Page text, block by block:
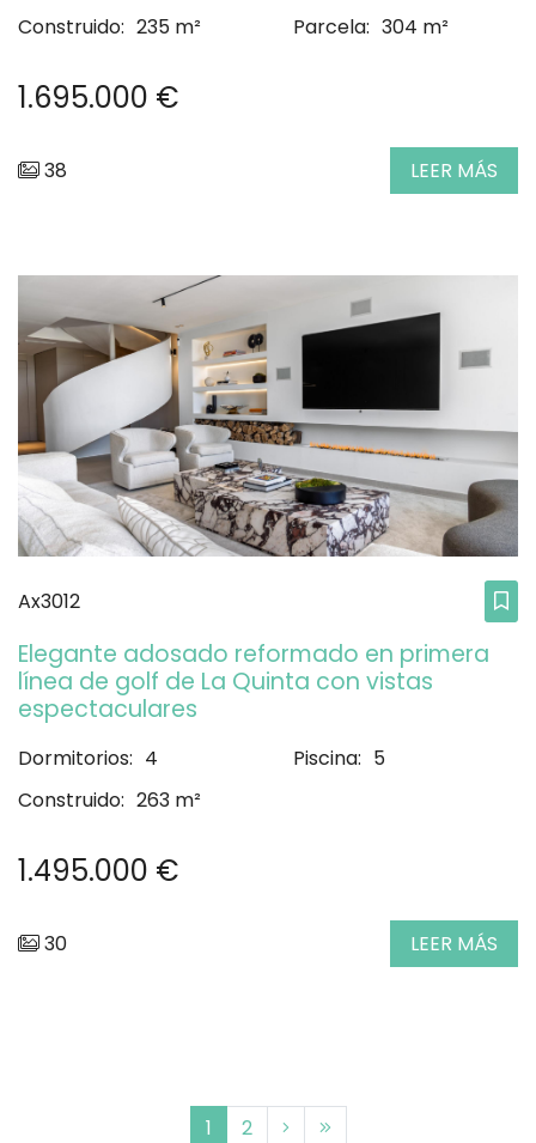
Construido: 235 m² Parcela: 304 m²
1.695.000 €
38 LEER MÁS
Ax3012
Elegante adosado reformado en primera
línea de golf de La Quinta con vistas
espectaculares
Dormitorios: 4 Piscina: 5
Construido: 263 m²
1.495.000 €
30 LEER MÁS
1 2